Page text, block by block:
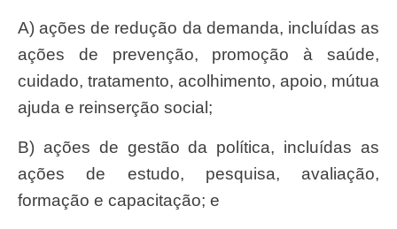
a) ações de redução da demanda, incluídas as
ações de prevenção, promoção à saúde,
cuidado, tratamento, acolhimento, apoio, mútua
ajuda e reinserção social;
b) ações de gestão da política, incluídas as
ações de estudo, pesquisa, avaliação,
formação e capacitação; e